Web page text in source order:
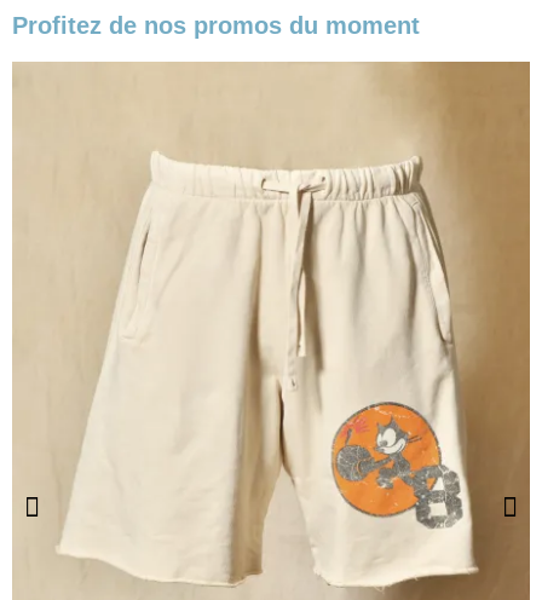
Profitez de nos promos du moment